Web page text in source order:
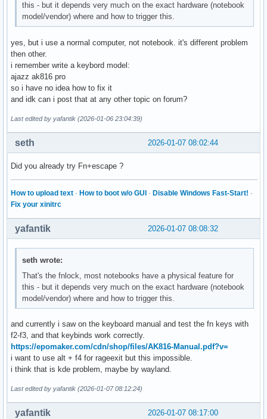
this - but it depends very much on the exact hardware (notebook
model/vendor) where and how to trigger this.
yes, but i use a normal computer, not notebook. it's different problem
then other.
i remember write a keybord model:
ajazz ak816 pro
so i have no idea how to fix it
and idk can i post that at any other topic on forum?
Last edited by yafantik (2026-01-06 23:04:39)
2026-01-07 08:02:44
seth
Did you already try Fn+escape ?
How to upload text · How to boot w/o GUI · Disable Windows Fast-Start! ·
Fix your xinitrc
2026-01-07 08:08:32
yafantik
seth wrote:
That's the fnlock, most notebooks have a physical feature for
this - but it depends very much on the exact hardware (notebook
model/vendor) where and how to trigger this.
and currently i saw on the keyboard manual and test the fn keys with
f2-f3, and that keybinds work correctly.
https://epomaker.com/cdn/shop/files/AK816-Manual.pdf?v=
i want to use alt + f4 for rageexit but this impossible.
i think that is kde problem, maybe by wayland.
Last edited by yafantik (2026-01-07 08:12:24)
2026-01-07 08:17:00
yafantik